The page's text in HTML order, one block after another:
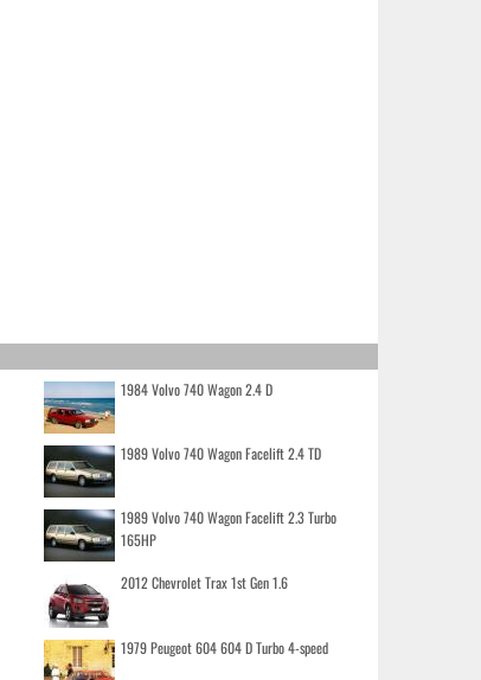
1984 Volvo 740 Wagon 2.4 D
1989 Volvo 740 Wagon Facelift 2.4 TD
1989 Volvo 740 Wagon Facelift 2.3 Turbo
165HP
2012 Chevrolet Trax 1st Gen 1.6
1979 Peugeot 604 604 D Turbo 4-speed